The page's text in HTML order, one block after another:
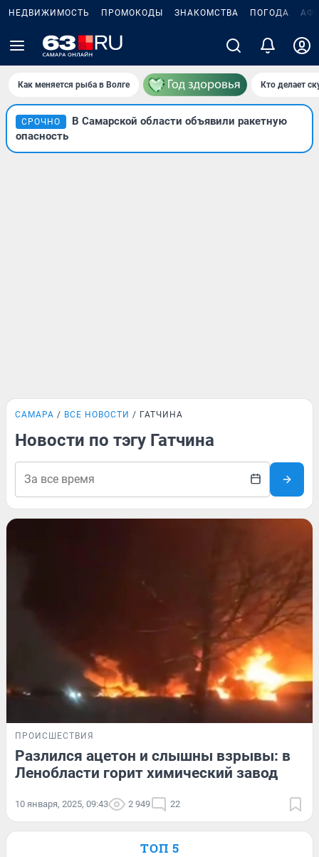
НЕДВИЖИМОСТЬ ПРОМОКОДЫ ЗНАКОМСТВА ПОГОДА
Как меняется рыба в Волге Кто делает
СРОЧНО
В Самарской области объявили ракетную
опасность
САМАРА ВСЕ НОВОСТИ ГАТЧИНА
Новости по тэгу Гатчина
ПРОИСШЕСТВИЯ
Разлился ацетон и слышны взрывы: в
Ленобласти горит химический завод
10 января, 2025, 09:43 2 949 22
ТОП 5